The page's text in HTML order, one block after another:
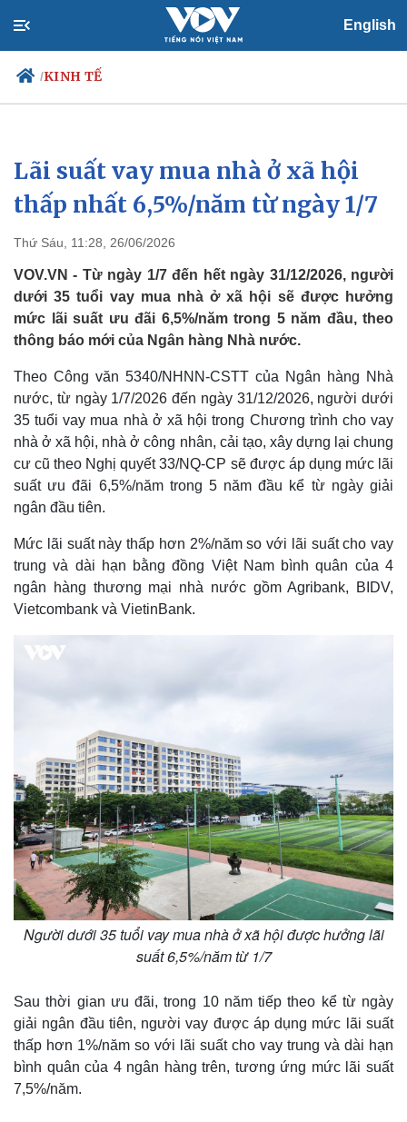
English
/KINH TẾ
Chính trị
Đảng
Tổ chức nhân sự
Nhận diện sự thật
Xã hội
Tin 24h
Dự báo thời tiết
Việc làm
Biển đảo
Lãi suất vay mua nhà ở xã hội
thấp nhất 6,5%/năm từ ngày 1/7
Thứ Sáu, 11:28, 26/06/2026
VOV.VN - Từ ngày 1/7 đến hết ngày 31/12/2026, người
dưới 35 tuổi vay mua nhà ở xã hội sẽ được hưởng
mức lãi suất ưu đãi 6,5%/năm trong 5 năm đầu, theo
thông báo mới của Ngân hàng Nhà nước.
Theo Công văn 5340/NHNN-CSTT của Ngân hàng Nhà
nước, từ ngày 1/7/2026 đến ngày 31/12/2026, người dưới
35 tuổi vay mua nhà ở xã hội trong Chương trình cho vay
nhà ở xã hội, nhà ở công nhân, cải tạo, xây dựng lại chung
cư cũ theo Nghị quyết 33/NQ-CP sẽ được áp dụng mức lãi
suất ưu đãi 6,5%/năm trong 5 năm đầu kể từ ngày giải
ngân đầu tiên.
Mức lãi suất này thấp hơn 2%/năm so với lãi suất cho vay
trung và dài hạn bằng đồng Việt Nam bình quân của 4
ngân hàng thương mại nhà nước gồm Agribank, BIDV,
Vietcombank và VietinBank.
Người dưới 35 tuổi vay mua nhà ở xã hội được hưởng lãi
suất 6,5%/năm từ 1/7
Sau thời gian ưu đãi, trong 10 năm tiếp theo kể từ ngày
giải ngân đầu tiên, người vay được áp dụng mức lãi suất
thấp hơn 1%/năm so với lãi suất cho vay trung và dài hạn
bình quân của 4 ngân hàng trên, tương ứng mức lãi suất
7,5%/năm.